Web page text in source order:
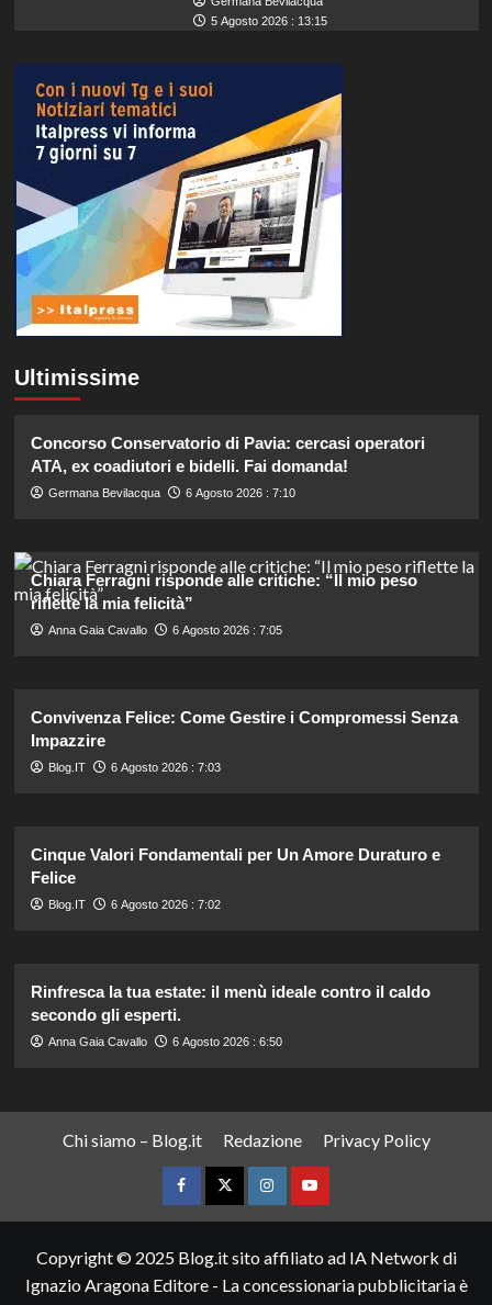
5 Agosto 2026 : 13:15
Ultimissime
Concorso Conservatorio di Pavia: cercasi operatori
ATA, ex coadiutori e bidelli. Fai domanda!
Germana Bevilacqua 6 Agosto 2026 : 7:10
Chiara Ferragni risponde alle critiche: “Il mio peso
riflette la mia felicità”
Anna Gaia Cavallo 6 Agosto 2026 : 7:05
Convivenza Felice: Come Gestire i Compromessi Senza
Impazzire
Blog.IT 6 Agosto 2026 : 7:03
Cinque Valori Fondamentali per Un Amore Duraturo e
Felice
Blog.IT 6 Agosto 2026 : 7:02
Rinfresca la tua estate: il menù ideale contro il caldo
secondo gli esperti.
Anna Gaia Cavallo 6 Agosto 2026 : 6:50
Chi siamo – Blog.it Redazione Privacy Policy
FacebookTwitterInstagramYouTube
Copyright © 2025 Blog.it sito affiliato ad IA Network di
Ignazio Aragona Editore - La concessionaria pubblicitaria è